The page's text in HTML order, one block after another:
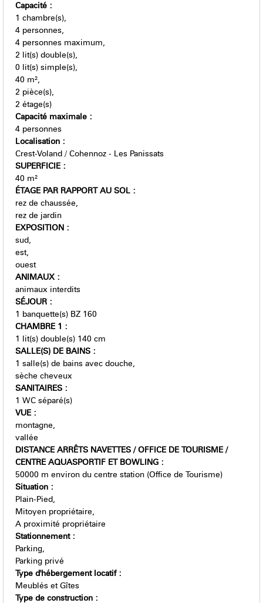
Capacité :
1 chambre(s)
4 personnes
4 personnes maximum
2 lit(s) double(s)
0 lit(s) simple(s)
40 m²
2 pièce(s)
2 étage(s)
Capacité maximale :
4 personnes
Localisation :
Crest-Voland / Cohennoz - Les Panissats
SUPERFICIE :
40 m²
ÉTAGE PAR RAPPORT AU SOL :
rez de chaussée
rez de jardin
EXPOSITION :
sud
est
ouest
ANIMAUX :
animaux interdits
SÉJOUR :
1 banquette(s) BZ 160
CHAMBRE 1 :
1 lit(s) double(s) 140 cm
SALLE(S) DE BAINS :
1 salle(s) de bains avec douche
sèche cheveux
SANITAIRES :
1 WC séparé(s)
VUE :
montagne
vallée
DISTANCE ARRÊTS NAVETTES / OFFICE DE TOURISME /
CENTRE AQUASPORTIF ET BOWLING :
50000 m environ du centre station (Office de Tourisme)
Situation :
Plain-Pied
Mitoyen propriétaire
A proximité propriétaire
Stationnement :
Parking
Parking privé
Type d'hébergement locatif :
Meublés et Gîtes
Type de construction :